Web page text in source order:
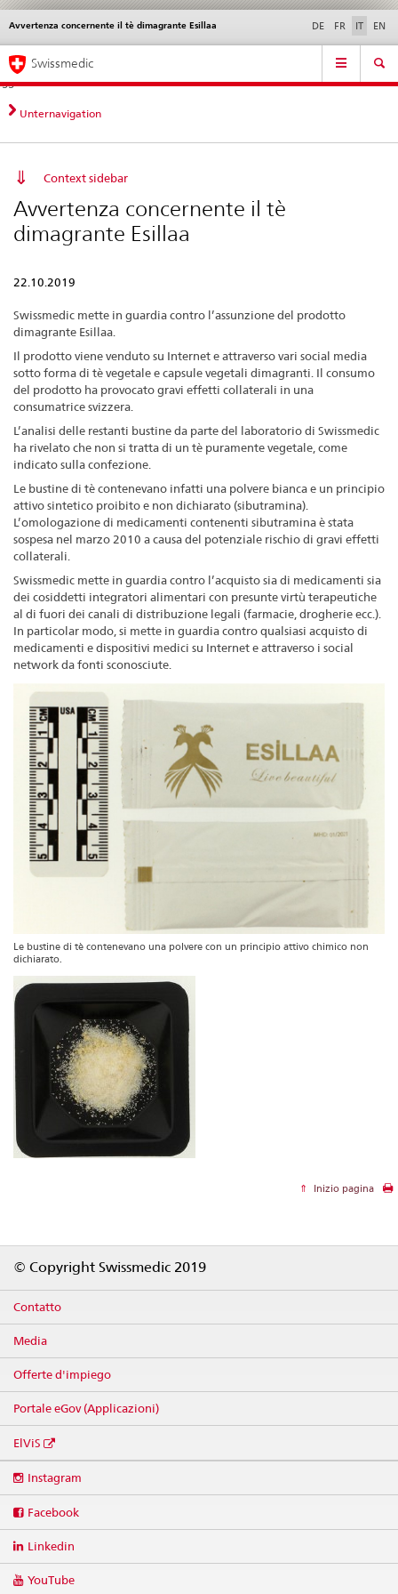
Navigazione
diretta:
novità,
aspetti
contatto
Novità &
norme
Contatto | Supporto &
aiuto
Avvertenza concernente il tè dimagrante Esillaa DE FR IT EN
Service
Navigation
Swissmedic
Unternavigation
Context sidebar
Avvertenza concernente il tè
dimagrante Esillaa
22.10.2019
Swissmedic mette in guardia contro l’assunzione del prodotto
dimagrante Esillaa.
Il prodotto viene venduto su Internet e attraverso vari social media
sotto forma di tè vegetale e capsule vegetali dimagranti. Il consumo
del prodotto ha provocato gravi effetti collaterali in una
consumatrice svizzera.
L’analisi delle restanti bustine da parte del laboratorio di Swissmedic
ha rivelato che non si tratta di un tè puramente vegetale, come
indicato sulla confezione.
Le bustine di tè contenevano infatti una polvere bianca e un principio
attivo sintetico proibito e non dichiarato (sibutramina).
L’omologazione di medicamenti contenenti sibutramina è stata
sospesa nel marzo 2010 a causa del potenziale rischio di gravi effetti
collaterali.
Swissmedic mette in guardia contro l’acquisto sia di medicamenti sia
dei cosiddetti integratori alimentari con presunte virtù terapeutiche
al di fuori dei canali di distribuzione legali (farmacie, drogherie ecc.).
In particolar modo, si mette in guardia contro qualsiasi acquisto di
medicamenti e dispositivi medici su Internet e attraverso i social
network da fonti sconosciute.
Le bustine di tè contenevano una polvere con un principio attivo chimico non
dichiarato.
Inizio pagina
© Copyright Swissmedic 2019
Contatto
Media
Offerte d'impiego
Portale eGov (Applicazioni)
ElViS
media
Instagram
Facebook
Linkedin
YouTube